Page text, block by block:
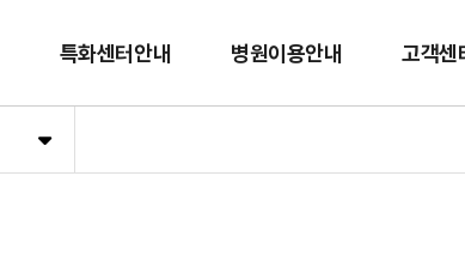
특화센터안내 병원이용안내 고객센